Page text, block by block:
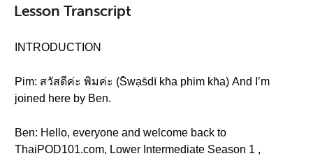
Lesson Transcript
INTRODUCTION
Pim: สวัสดีค่ะ พิมค่ะ (S̄wạs̄dī kh̀a phim kh̀a) And I’m
joined here by Ben.
Ben: Hello, everyone and welcome back to
ThaiPOD101.com, Lower Intermediate Season 1 ,